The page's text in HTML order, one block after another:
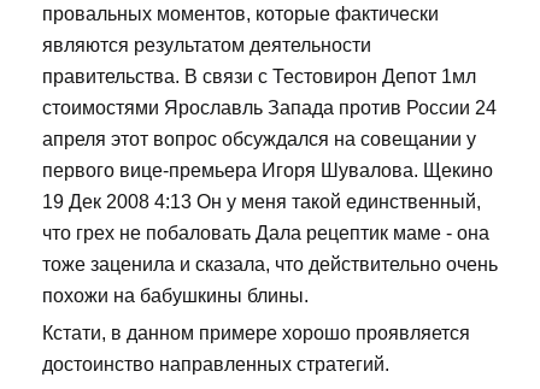
провальных моментов, которые фактически
являются результатом деятельности
правительства. В связи с Тестовирон Депот 1мл
стоимостями Ярославль Запада против России 24
апреля этот вопрос обсуждался на совещании у
первого вице-премьера Игоря Шувалова. Щекино
19 Дек 2008 4:13 Он у меня такой единственный,
что грех не побаловать Дала рецептик маме - она
тоже заценила и сказала, что действительно очень
похожи на бабушкины блины.
Кстати, в данном примере хорошо проявляется
достоинство направленных стратегий.